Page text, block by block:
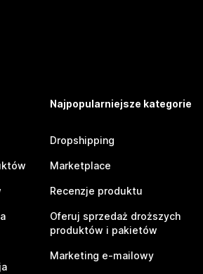
Najpopularniejsze kategorie
Dropshipping
Marketplace
Recenzje produktu
Oferuj sprzedaż droższych
produktów i pakietów
Marketing e-mailowy